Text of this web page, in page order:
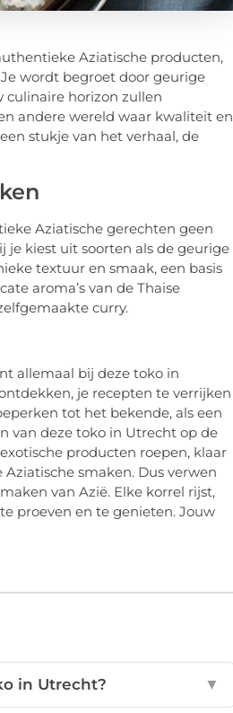
Aziatische producten,
wordt begroet door geurige
culinaire horizon zullen
andere wereld waar kwaliteit en
stukje van het verhaal, de
Aziatische gerechten geen
kiest uit soorten als de geurige
textuur en smaak, een basis
aroma’s van de Thaise
curry.
allemaal bij deze toko in
je recepten te verrijken
tot het bekende, als een
van deze toko in Utrecht op de
producten roepen, klaar
smaken. Dus verwen
van Azië. Elke korrel rijst,
proeven en te genieten. Jouw
in Utrecht? ▼